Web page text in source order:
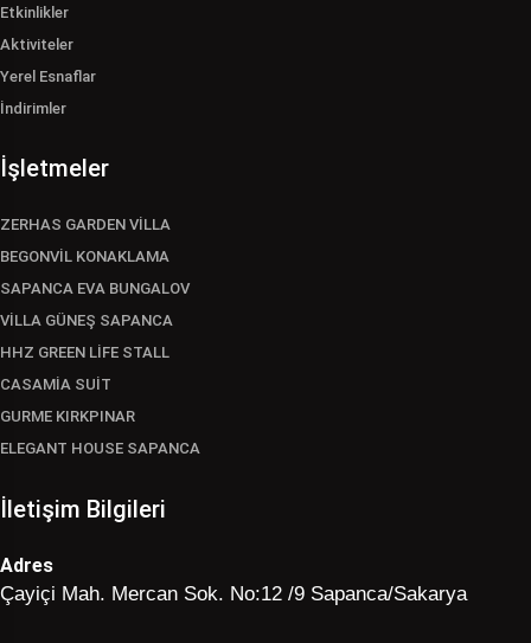
Etkinlikler
Aktiviteler
Yerel Esnaflar
İndirimler
İşletmeler
ZERHAS GARDEN VİLLA
BEGONVİL KONAKLAMA
SAPANCA EVA BUNGALOV
VİLLA GÜNEŞ SAPANCA
HHZ GREEN LİFE STALL
CASAMİA SUİT
GURME KIRKPINAR
ELEGANT HOUSE SAPANCA
İletişim Bilgileri
Adres
Çayiçi Mah. Mercan Sok. No:12 /9 Sapanca/Sakarya